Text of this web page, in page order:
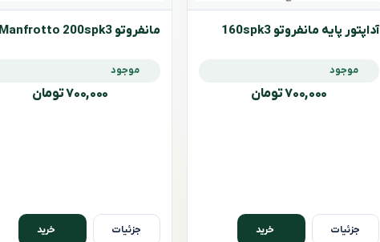
آداپتور پایه مانفروتو 160spk3
موجود
۷۰۰,۰۰۰ تومان
جزئیات خرید
مانفروتو Manfrotto 200spk3
موجود
۷۰۰,۰۰۰ تومان
جزئیات خرید